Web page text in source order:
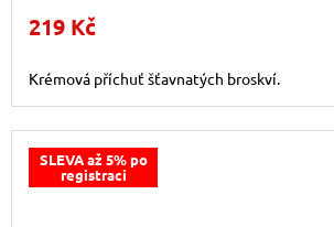
219 Kč
Krémová příchuť šťavnatých broskví.
SLEVA až 5% po
registraci